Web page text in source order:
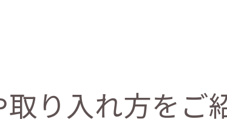
り入れ方をご